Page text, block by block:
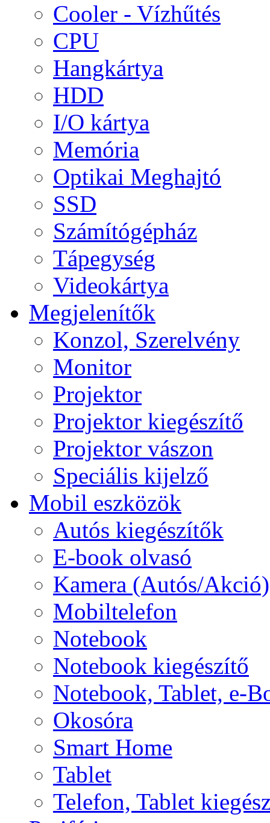
Cooler - Vízhűtés
CPU
Hangkártya
HDD
I/O kártya
Memória
Optikai Meghajtó
SSD
Számítógépház
Tápegység
Videokártya
Megjelenítők
Konzol, Szerelvény
Monitor
Projektor
Projektor kiegészítő
Projektor vászon
Speciális kijelző
Mobil eszközök
Autós kiegészítők
E-book olvasó
Kamera (Autós/Akció)
Mobiltelefon
Notebook
Notebook kiegészítő
Notebook, Tablet, e-
Okosóra
Smart Home
Tablet
Telefon, Tablet